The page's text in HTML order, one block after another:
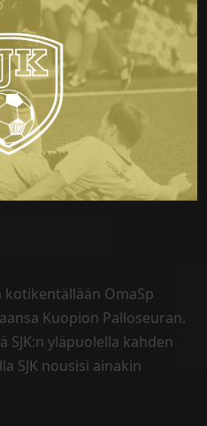
kotikentällään OmaSp
Kuopion Palloseuran.
SJK:n yläpuolella kahden
SJK nousisi ainakin